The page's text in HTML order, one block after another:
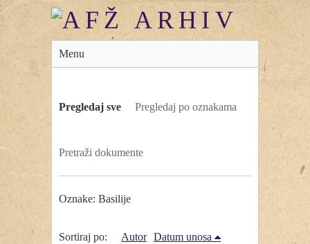
Menu
Pregledaj sve Pregledaj po oznakama
Pretraži dokumente
Oznake: Basilije
Sortiraj po: Autor Datum unosa